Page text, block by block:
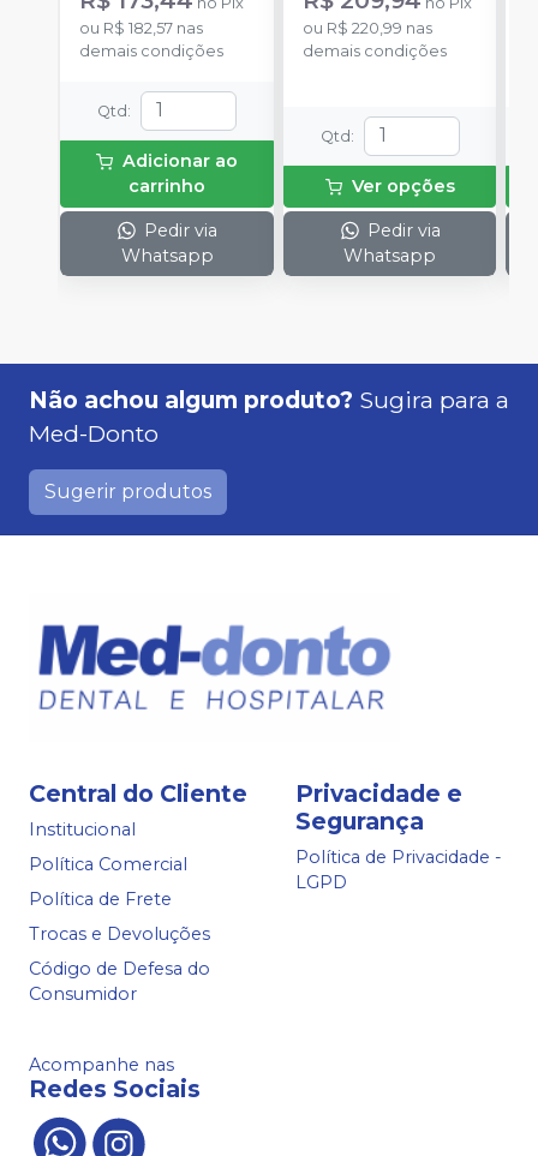
ou R$ 182,57 nas
demais condições
Qtd :
Adicionar ao
carrinho
Pedir via
Whatsapp
ou R$ 220,99 nas
demais condições
Qtd :
Ver opções
Pedir via
Whatsapp
Não achou algum produto? Sugira para a
Med-Donto
Sugerir produtos
Central do Cliente
Institucional
Política Comercial
Política de Frete
Trocas e Devoluções
Código de Defesa do
Consumidor
Privacidade e
Segurança
Política de Privacidade -
LGPD
Acompanhe nas
Redes Sociais